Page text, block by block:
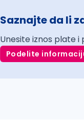
Saznajte da li
Unesite iznos plate i
Podelite